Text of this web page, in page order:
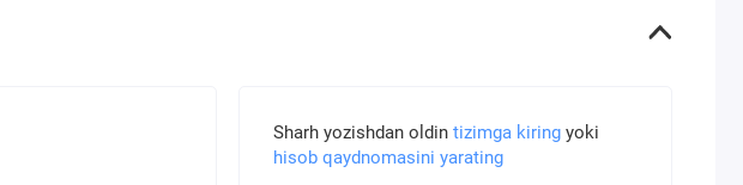
Sharh yozishdan oldin tizimga kiring yoki
hisob qaydnomasini yarating